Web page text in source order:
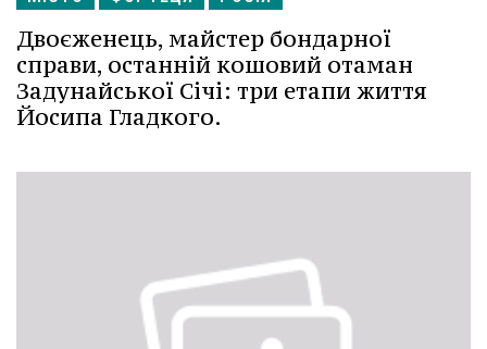
Двоєженець, майстер бондарної
справи, останній кошовий отаман
Задунайської Січі: три етапи життя
Йосипа Гладкого.